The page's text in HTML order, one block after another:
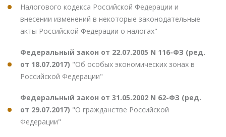
Налогового кодекса Российской Федерации и
внесении изменений в некоторые законодательные
акты Российской Федерации о налогах"
Федеральный закон от 22.07.2005 N 116-ФЗ (ред.
от 18.07.2017) "Об особых экономических зонах в
Российской Федерации"
Федеральный закон от 31.05.2002 N 62-ФЗ (ред.
от 29.07.2017) "О гражданстве Российской
Федерации"